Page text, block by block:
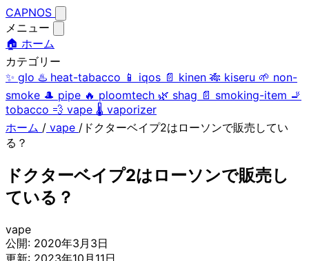
CAPNOS
メニュー
🏠 ホーム
カテゴリー
✨ glo ♨️ heat-tabacco 📱 iqos 📄 kinen 🎋 kiseru 🌱 non-
smoke 🎩 pipe 🔥 ploomtech 🌿 shag 📄 smoking-item 🚬
tobacco 💨 vape 🌡️ vaporizer
ホーム / vape / ドクターベイプ2はローソンで販売してい
る？
ドクターベイプ2はローソンで販売し
ている？
vape
公開: 2020年3月3日
更新: 2023年10月11日